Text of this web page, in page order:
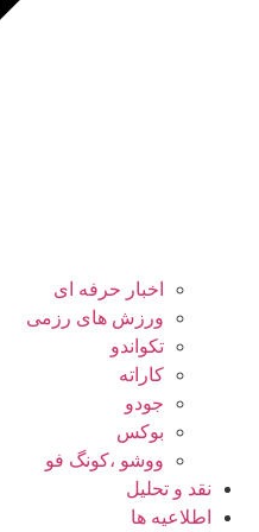
اخبار حرفه ای
ورزش های رزمی
تکواندو
کاراته
جودو
بوکس
ووشو ،کونگ فو
نقد و تحلیل
اطلاعیه ها